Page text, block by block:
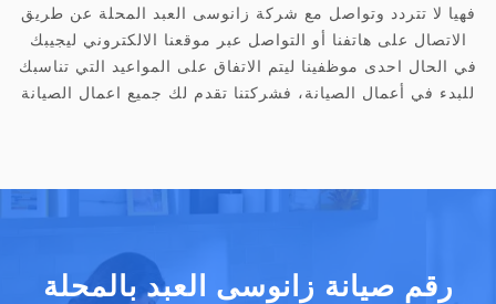
فهيا لا تتردد وتواصل مع شركة زانوسى العبد المحلة عن طريق
الاتصال على هاتفنا أو التواصل عبر موقعنا الالكتروني ليجيبك
في الحال احدى موظفينا ليتم الاتفاق على المواعيد التي تناسبك
للبدء في أعمال الصيانة، فشركتنا تقدم لك جميع اعمال الصيانة
رقم صيانة زانوسى العبد بالمحلة